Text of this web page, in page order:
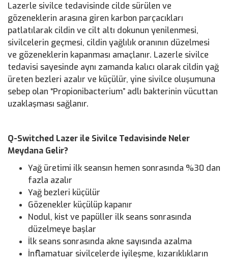
Lazerle sivilce tedavisinde cilde sürülen ve
gözeneklerin arasına giren karbon parçacıkları
patlatılarak cildin ve cilt altı dokunun yenilenmesi,
sivilcelerin geçmesi, cildin yağlılık oranının düzelmesi
ve gözeneklerin kapanması amaçlanır. Lazerle sivilce
tedavisi sayesinde aynı zamanda kalıcı olarak cildin yağ
üreten bezleri azalır ve küçülür, yine sivilce oluşumuna
sebep olan “Propionibacterium” adlı bakterinin vücuttan
uzaklaşması sağlanır.
Q-Switched Lazer ile Sivilce Tedavisinde Neler
Meydana Gelir?
Yağ üretimi ilk seansın hemen sonrasında %30 dan
fazla azalır
Yağ bezleri küçülür
Gözenekler küçülüp kapanır
Nodul, kist ve papüller ilk seans sonrasında
düzelmeye başlar
İlk seans sonrasında akne sayısında azalma
İnflamatuar sivilcelerde iyileşme, kızarıklıkların